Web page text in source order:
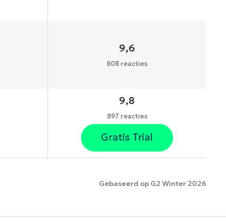
9,6
808 reacties
9,8
897 reacties
Gratis Trial
Gebaseerd op G2 Winter 2026